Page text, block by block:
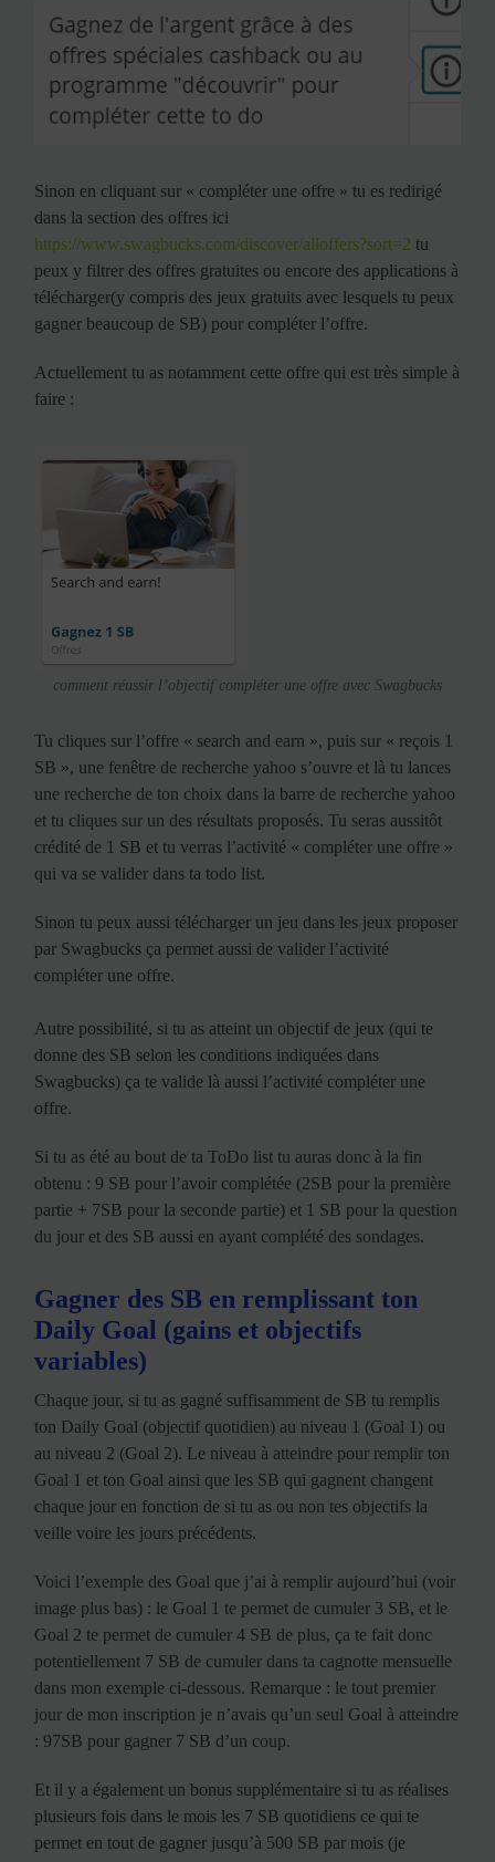
Sinon en cliquant sur « compléter une offre » tu es redirigé
dans la section des offres ici
https://www.swagbucks.com/discover/alloffers?sort=2 tu
peux y filtrer des offres gratuites ou encore des applications à
télécharger(y compris des jeux gratuits avec lesquels tu peux
gagner beaucoup de SB) pour compléter l’offre.
Actuellement tu as notamment cette offre qui est très simple à
faire :
comment réussir l’objectif compléter une offre avec Swagbucks
Tu cliques sur l’offre « search and earn », puis sur « reçois 1
SB », une fenêtre de recherche yahoo s’ouvre et là tu lances
une recherche de ton choix dans la barre de recherche yahoo
et tu cliques sur un des résultats proposés. Tu seras aussitôt
crédité de 1 SB et tu verras l’activité « compléter une offre »
qui va se valider dans ta todo list.
Sinon tu peux aussi télécharger un jeu dans les jeux proposer
par Swagbucks ça permet aussi de valider l’activité
compléter une offre.
Autre possibilité, si tu as atteint un objectif de jeux (qui te
donne des SB selon les conditions indiquées dans
Swagbucks) ça te valide là aussi l’activité compléter une
offre.
Si tu as été au bout de ta ToDo list tu auras donc à la fin
obtenu : 9 SB pour l’avoir complétée (2SB pour la première
partie + 7SB pour la seconde partie) et 1 SB pour la question
du jour et des SB aussi en ayant complété des sondages.
Gagner des SB en remplissant ton
Daily Goal (gains et objectifs
variables)
Chaque jour, si tu as gagné suffisamment de SB tu remplis
ton Daily Goal (objectif quotidien) au niveau 1 (Goal 1) ou
au niveau 2 (Goal 2). Le niveau à atteindre pour remplir ton
Goal 1 et ton Goal ainsi que les SB qui gagnent changent
chaque jour en fonction de si tu as ou non tes objectifs la
veille voire les jours précédents.
Voici l’exemple des Goal que j’ai à remplir aujourd’hui (voir
image plus bas) : le Goal 1 te permet de cumuler 3 SB, et le
Goal 2 te permet de cumuler 4 SB de plus, ça te fait donc
potentiellement 7 SB de cumuler dans ta cagnotte mensuelle
dans mon exemple ci-dessous. Remarque : le tout premier
jour de mon inscription je n’avais qu’un seul Goal à atteindre
: 97SB pour gagner 7 SB d’un coup.
Et il y a également un bonus supplémentaire si tu as réalises
plusieurs fois dans le mois les 7 SB quotidiens ce qui te
permet en tout de gagner jusqu’à 500 SB par mois (je